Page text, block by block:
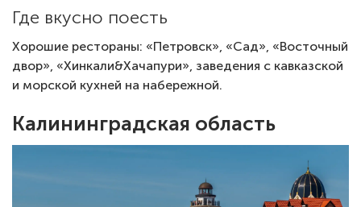
Где вкусно поесть
Хорошие рестораны: «Петровск», «Сад», «Восточный
двор», «Хинкали&Хачапури», заведения с кавказской
и морской кухней на набережной.
Калининградская область